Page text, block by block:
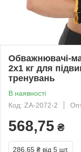
Обважнювачі-
2x1 кг для
тренувань
В наявності
Код: ZA-2072-2
568,75 ₴
286,65 ₴ від 5 шт.